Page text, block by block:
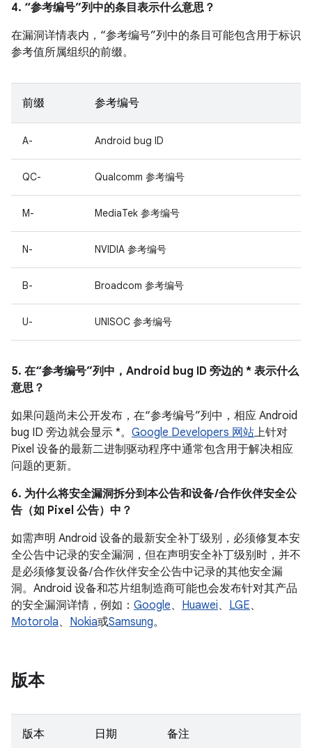
4. “参考编号”列中的条目表示什么意思？
在漏洞详情表内，“参考编号”列中的条目可能包含用于标识
参考值所属组织的前缀。
前缀 参考编号
A- Android bug ID
QC- Qualcomm 参考编号
M- MediaTek 参考编号
N- NVIDIA 参考编号
B- Broadcom 参考编号
U- UNISOC 参考编号
5. 在“参考编号”列中，Android bug ID 旁边的 * 表示什么
意思？
如果问题尚未公开发布，在“参考编号”列中，相应 Android
bug ID 旁边就会显示 *。 Google Developers 网站上针对
Pixel 设备的最新二进制驱动程序中通常包含用于解决相应
问题的更新。
6. 为什么将安全漏洞拆分到本公告和设备 /合作伙伴安全公
告（如 Pixel 公告）中？
如需声明 Android 设备的最新安全补丁级别，必须修复本安
全公告中记录的安全漏洞，但在声明安全补丁级别时，并不
是必须修复设备/ 合作伙伴安全公告中记录的其他安全漏
洞。Android 设备和芯片组制造商可能也会发布针对其产品
的安全漏洞详情，例如： Google、 Huawei、 LGE、
Motorola、 Nokia或Samsung。
版本
版本 日期 备注